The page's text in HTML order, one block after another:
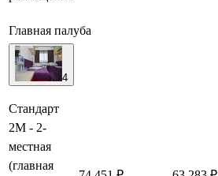
Главная палуба
4
Стандарт
2М - 2-
местная
(главная